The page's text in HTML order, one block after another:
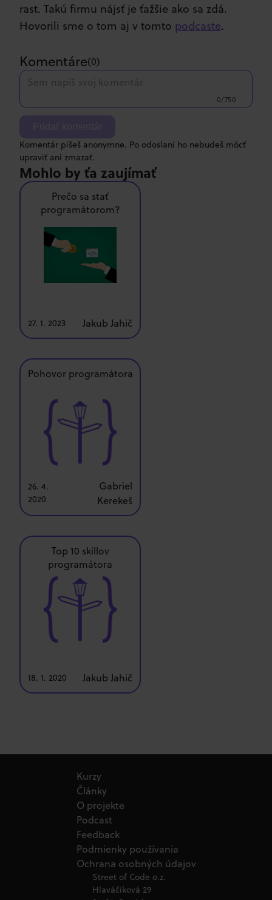
rast. Takú firmu nájsť je ťažšie ako sa zdá.
Hovorili sme o tom aj v tomto podcaste.
Komentáre(0)
0/750
Komentár píšeš anonymne. Po odoslaní ho nebudeš môcť
upraviť ani zmazať.
Mohlo by ťa zaujímať
Prečo sa stať
programátorom?
27. 1. 2023 Jakub Jahič
Pohovor programátora
26. 4.
2020
Gabriel
Kerekeš
Top 10 skillov
programátora
18. 1. 2020 Jakub Jahič
Street of Code o.z.
Hlaváčiková 29
Kurzy
Články
O projekte
Podcast
Feedback
Podmienky používania
Ochrana osobných údajov